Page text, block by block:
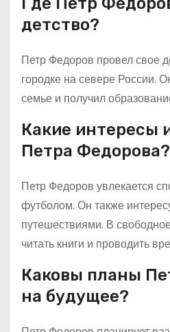
детство?
Петр Федоров провел свое
городке на севере России.
семье и получил
Какие интересы
Петра Федорова?
Петр Федоров увлекается
футболом. Он также
путешествиями. В
читать книги и проводить
Каковы планы
на будущее?